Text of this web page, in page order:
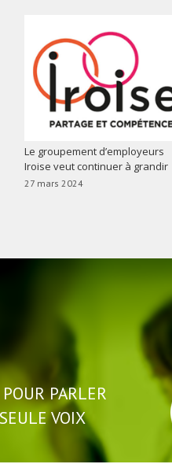
Le groupement d’employeurs
Iroise veut continuer à grandir
27 mars 2024
PARLER
VOIX